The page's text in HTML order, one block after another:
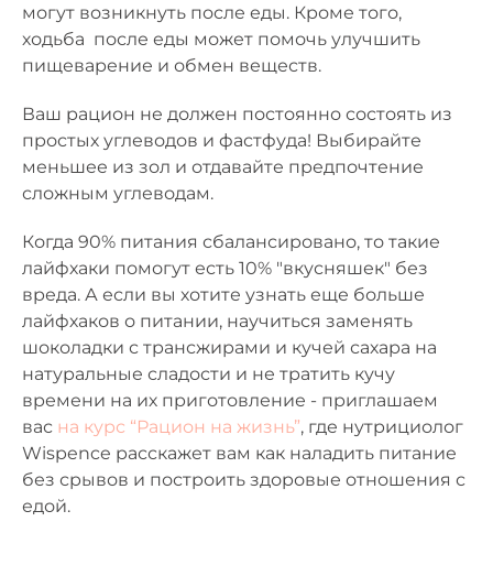
могут возникнуть после еды. Кроме того,
ходьба после еды может помочь улучшить
пищеварение и обмен веществ.
Ваш рацион не должен постоянно состоять из
простых углеводов и фастфуда! Выбирайте
меньшее из зол и отдавайте предпочтение
сложным углеводам.
Когда 90% питания сбалансировано, то такие
лайфхаки помогут есть 10% "вкусняшек" без
вреда. А если вы хотите узнать еще больше
лайфхаков о питании, научиться заменять
шоколадки с трансжирами и кучей сахара на
натуральные сладости и не тратить кучу
времени на их приготовление - приглашаем
вас на курс “Рацион на жизнь”, где нутрициолог
Wispence расскажет вам как наладить питание
без срывов и построить здоровые отношения с
едой.